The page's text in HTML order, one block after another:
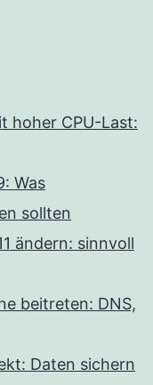
hoher CPU-Last:
Was
sollten
ändern: sinnvoll
beitreten: DNS,
Daten sichern